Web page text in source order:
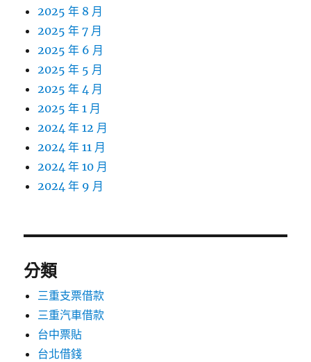
2025 年 8 月
2025 年 7 月
2025 年 6 月
2025 年 5 月
2025 年 4 月
2025 年 1 月
2024 年 12 月
2024 年 11 月
2024 年 10 月
2024 年 9 月
分類
三重支票借款
三重汽車借款
台中票貼
台北借錢